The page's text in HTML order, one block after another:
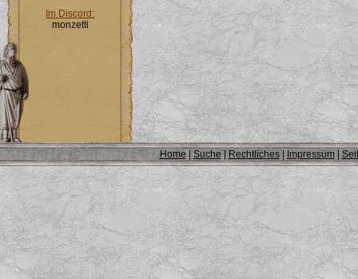
Im Discord:
monzetti
Home| Suche | Rechtliches| Impressum|